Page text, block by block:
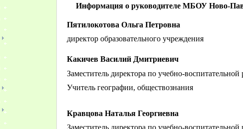
Информация о руководителе МБОУ Ново-
Пятилокотова Ольга Петровна
директор образовательного учреждения
Какичев Василий Дмитриевич
Заместитель директора по учебно-воспитательной
Учитель географии, обществознания
Кравцова Наталья Георгиевна